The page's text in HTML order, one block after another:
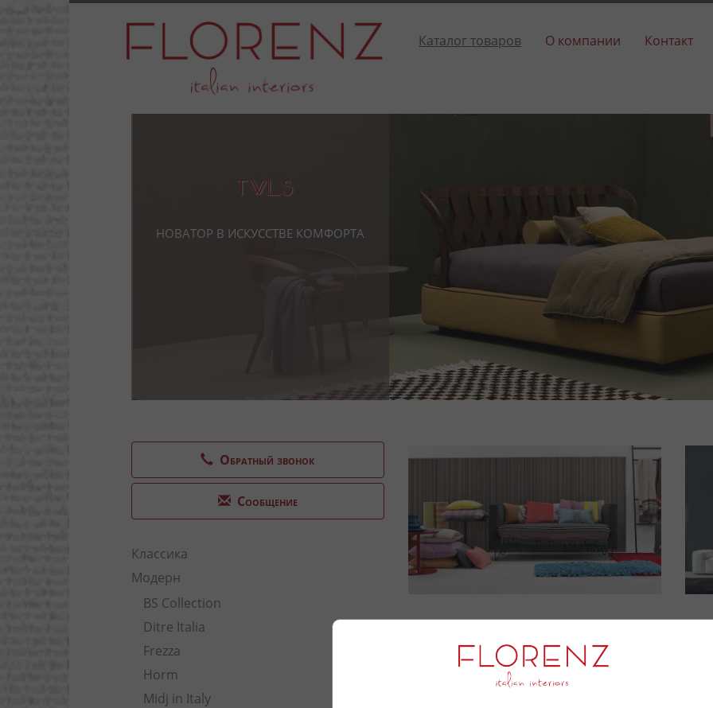
Каталог товаров О компании Контакт
Twils
Новатор в искусстве комфорта
Обратный звонок
Сообщение
Классика
Модерн
BS Collection
Ditre Italia
Frezza
Horm
Midj in Italy
Twils интерпретирует современный стиль,
реализма и увлечения. Для Twils ценность
выражать современные тенденции для создания